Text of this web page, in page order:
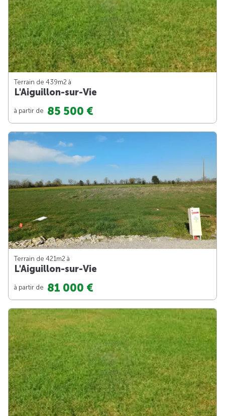
Terrain de 439m2 à
L'Aiguillon-sur-Vie
à partir de 85 500 €
Terrain de 421m2 à
L'Aiguillon-sur-Vie
à partir de 81 000 €